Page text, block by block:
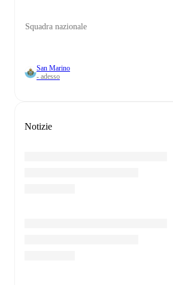
Squadra nazionale
San Marino
- adesso
Notizie